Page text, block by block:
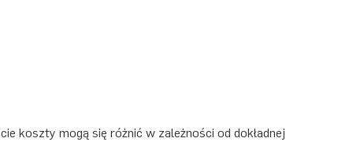
koszty mogą się różnić w zależności od dokładnej